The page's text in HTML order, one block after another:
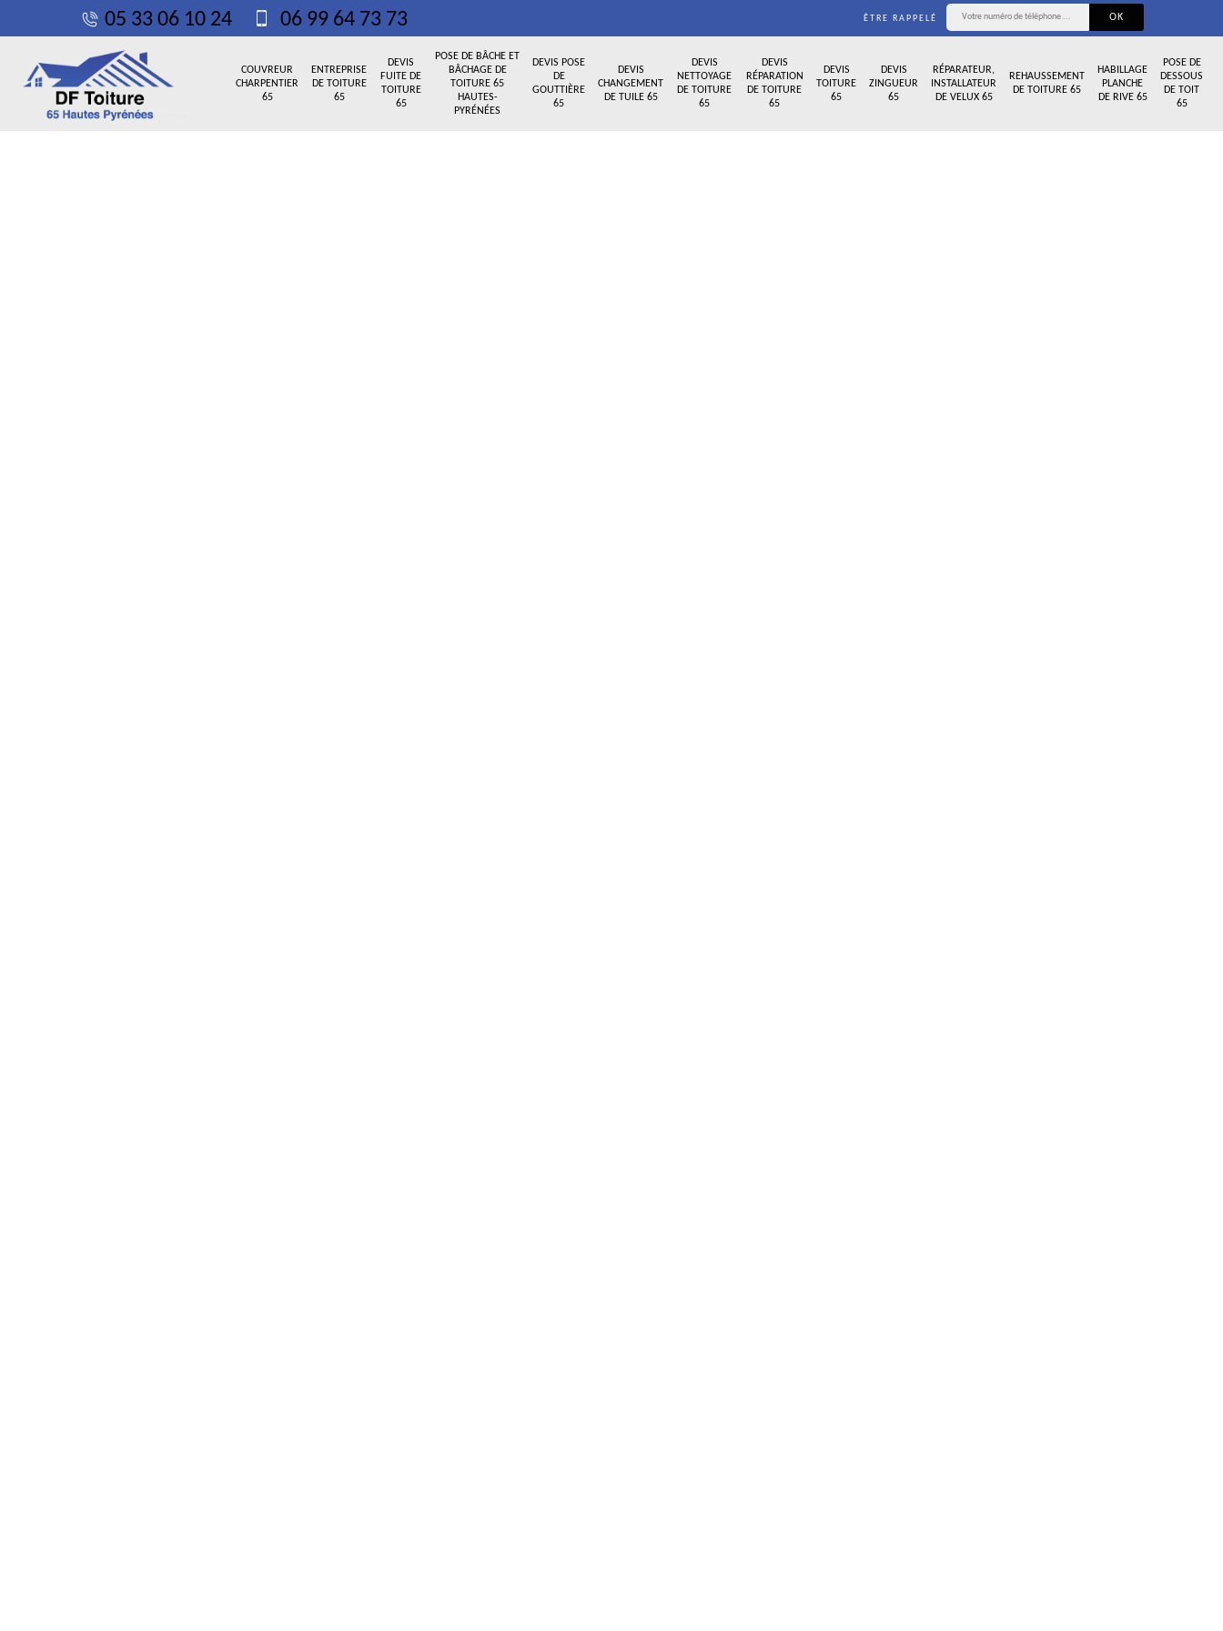
05 33 06 10 24 06 99 64 73 73 ÊTRE RAPPELÉ
COUVREUR
CHARPENTIER
65
ENTREPRISE
DE TOITURE
65
DEVIS
FUITE DE
TOITURE
65
POSE DE BÂCHE ET
BÂCHAGE DE
TOITURE 65
HAUTES-
PYRÉNÉES
DEVIS POSE
DE
GOUTTIÈRE
65
DEVIS
CHANGEMENT
DE TUILE 65
DEVIS
NETTOYAGE
DE TOITURE
65
DEVIS
RÉPARATION
DE TOITURE
65
DEVIS
TOITURE
65
DEVIS
ZINGUEUR
65
RÉPARATEUR,
INSTALLATEUR
DE VELUX 65
REHAUSSEMENT
DE TOITURE 65
HABILLAGE
PLANCHE
DE RIVE 65
POSE DE
DESSOUS
DE TOIT
65